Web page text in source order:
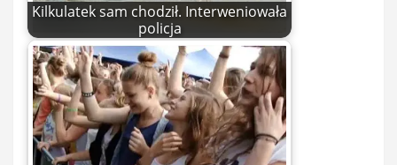
Kilkulatek sam chodził. Interweniowała
policja